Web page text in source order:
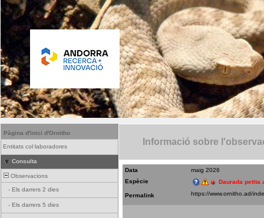
Pàgina d'inici d'Ornitho
Entitats col·laboradores
Consulta
Observacions
- Els darrers 2 dies
- Els darrers 5 dies
Informació sobre
Data
maig 2026
Espècie
Daurada petita
Permalink